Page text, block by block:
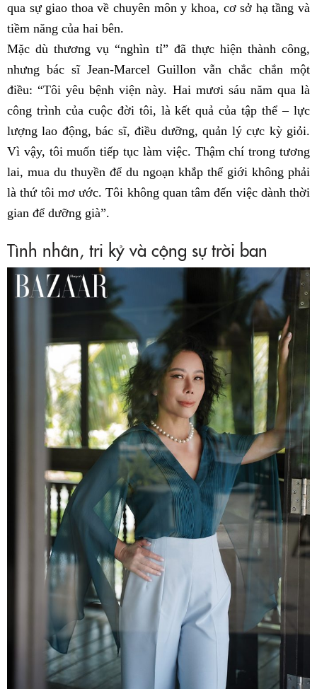
qua sự giao thoa về chuyên môn y khoa, cơ sở hạ tầng và
tiềm năng của hai bên.
Mặc dù thương vụ “nghìn tỉ” đã thực hiện thành công,
nhưng bác sĩ Jean-Marcel Guillon vẫn chắc chắn một
điều: “Tôi yêu bệnh viện này. Hai mươi sáu năm qua là
công trình của cuộc đời tôi, là kết quả của tập thể – lực
lượng lao động, bác sĩ, điều dưỡng, quản lý cực kỳ giỏi.
Vì vậy, tôi muốn tiếp tục làm việc. Thậm chí trong tương
lai, mua du thuyền để du ngoạn khắp thế giới không phải
là thứ tôi mơ ước. Tôi không quan tâm đến việc dành thời
gian để dưỡng già”.
Tình nhân, tri kỷ và cộng sự trời ban